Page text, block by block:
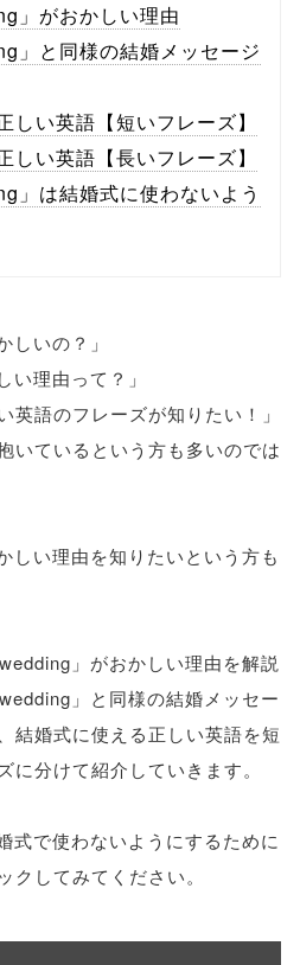
」がおかしい理由
」と同様の結婚メッセージ
しい英語【短いフレーズ】
しい英語【長いフレーズ】
」は結婚式に使わないよう
しいの？」
い理由って？」
英語のフレーズが知りたい！」
いているという方も多いのでは
しい理由を知りたいという方も
」がおかしい理由を解説
」と同様の結婚メッセー
結婚式に使える正しい英語を短
に分けて紹介していきます。
式で使わないようにするために
クしてみてください。